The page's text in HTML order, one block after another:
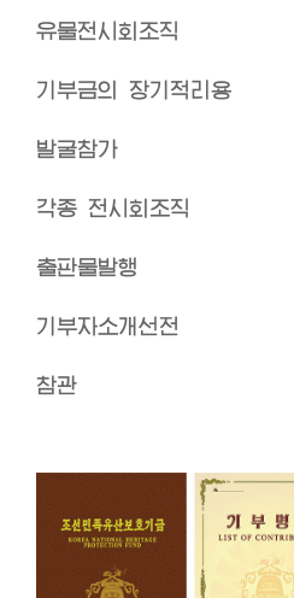
유물전시회조직
기부금의 장기적리용
발굴참가
각종 전시회조직
출판물발행
기부자소개선전
참관